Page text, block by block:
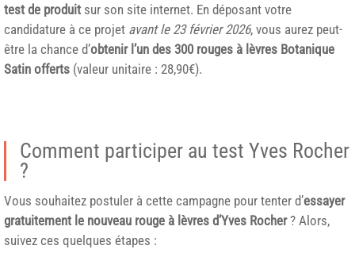
test de produit sur son site internet. En déposant votre
candidature à ce projet avant le 23 février 2026, vous aurez peut-
être la chance d’obtenir l’un des 300 rouges à lèvres Botanique
Satin offerts (valeur unitaire : 28,90€).
Comment participer au test Yves Rocher
?
Vous souhaitez postuler à cette campagne pour tenter d’essayer
gratuitement le nouveau rouge à lèvres d’Yves Rocher? Alors,
suivez ces quelques étapes :